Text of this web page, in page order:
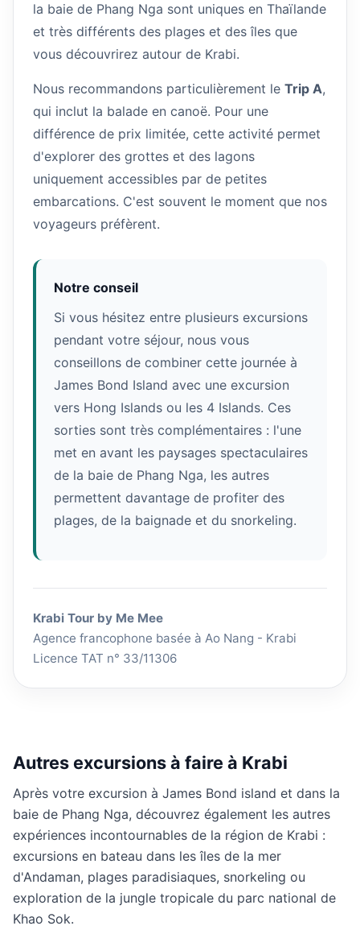
la baie de Phang Nga sont uniques en Thaïlande
et très différents des plages et des îles que
vous découvrirez autour de Krabi.
Nous recommandons particulièrement le Trip A,
qui inclut la balade en canoë. Pour une
différence de prix limitée, cette activité permet
d'explorer des grottes et des lagons
uniquement accessibles par de petites
embarcations. C'est souvent le moment que nos
voyageurs préfèrent.
Notre conseil
Si vous hésitez entre plusieurs excursions
pendant votre séjour, nous vous
conseillons de combiner cette journée à
James Bond Island avec une excursion
vers Hong Islands ou les 4 Islands. Ces
sorties sont très complémentaires : l'une
met en avant les paysages spectaculaires
de la baie de Phang Nga, les autres
permettent davantage de profiter des
plages, de la baignade et du snorkeling.
Krabi Tour by Me Mee
Agence francophone basée à Ao Nang - Krabi
Licence TAT n° 33/11306
Autres excursions à faire à Krabi
Après votre excursion à James Bond island et dans la
baie de Phang Nga, découvrez également les autres
expériences incontournables de la région de Krabi :
excursions en bateau dans les îles de la mer
d'Andaman, plages paradisiaques, snorkeling ou
exploration de la jungle tropicale du parc national de
Khao Sok.